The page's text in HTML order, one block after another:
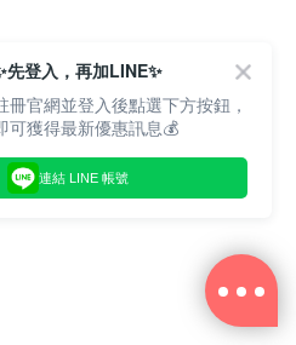
先登入，再加LINE✨
冊官網並登入後點選下方按鈕，
可獲得最新優惠訊息💰
連結 LINE 帳號